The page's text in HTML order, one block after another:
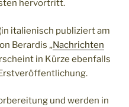
hervortritt.
italienisch publiziert am
Berardis „Nachrichten
in Kürze ebenfalls
und werden in